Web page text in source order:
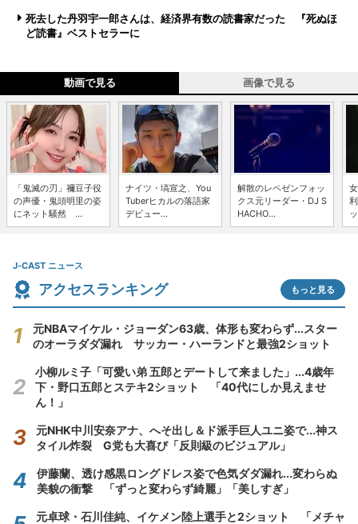
死去した丹羽宇一郎さんは、経済界有数の読書家だった 『死ぬほ
ど読書』ベストセラーに
動画で見る 画像で見る
「鬼滅の刃」禰豆子役
の声優・鬼頭明里の姿
にネット騒然 ...
ナイツ・塙宣之、You
Tuberヒカルの落語家
デビュー...
解散のレペゼンフォッ
クス元リーダー・DJ S
HACHO...
J-CAST ニュース
アクセスランキング もっと見る
元NBAマイケル・ジョーダン63歳、体形も変わらず...スター
のオーラダダ漏れ サッカー・ハーランドと最強2ショット
小柳ルミ子「可愛い弟 五郎とデートして来ました」...4歳年
下・野口五郎とステキ2ショット 「40代にしか見えませ
ん！」
元NHK中川安奈アナ、へそ出し＆ド派手巨人ユニ姿で...神ス
タイル炸裂 G党も大喜び「反則級のビジュアル」
伊藤蘭、透け感黒ロングドレス姿で色気ダダ漏れ...変わらぬ
美貌の衝撃 「ずっと変わらず綺麗」「美しすぎ」
元卓球・石川佳純、イケメン陸上選手と2ショット 「メチャ